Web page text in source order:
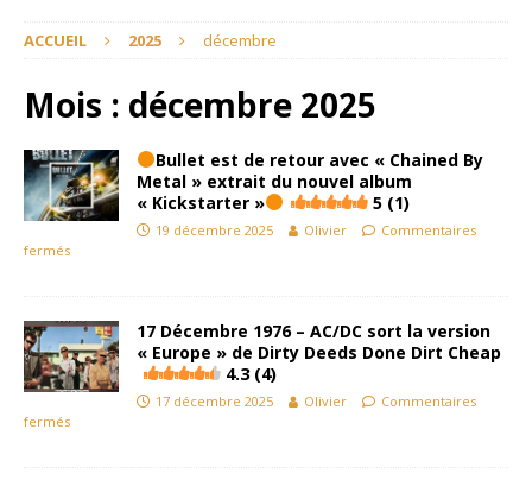
ACCUEIL 2025 décembre
Mois : décembre 2025
Bullet est de retour avec « Chained By
Metal » extrait du nouvel album
« Kickstarter »
5 (1)
19 décembre 2025 Olivier
Commentaires
fermés
17 Décembre 1976 – AC/DC sort la version
« Europe » de Dirty Deeds Done Dirt Cheap
4.3 (4)
17 décembre 2025 Olivier
Commentaires
fermés